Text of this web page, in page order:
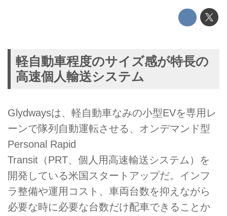
軽自動車程度のサイズ感が特長の
高速個人輸送システム
Glydwaysは、軽自動車なみの小型EVを専用レ
ーンで隊列自動運転させる、オンデマンド型
Personal Rapid
Transit（PRT、個人用高速輸送システム）を
開発している米国スタートアップだ。インフ
ラ整備や運用コスト、車両台数を抑えながら
必要な時に必要な台数だけ配車できることか